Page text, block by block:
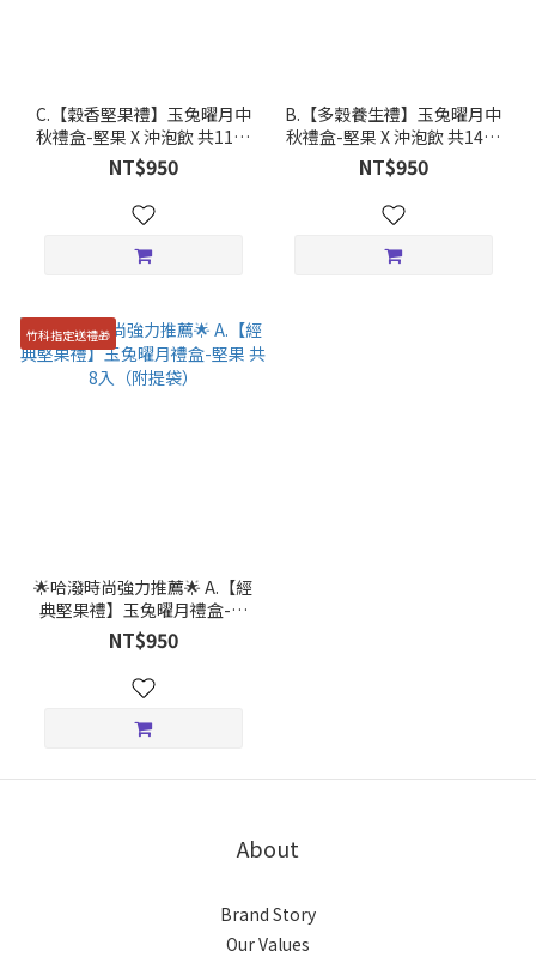
C.【穀香堅果禮】玉兔曜月中
秋禮盒-堅果 X 沖泡飲 共11入
（附提袋）
NT$950
B.【多穀養生禮】玉兔曜月中
秋禮盒-堅果 X 沖泡飲 共14入
（附提袋)
NT$950
竹科指定送禮🎁
🌟哈潑時尚強力推薦🌟 A.【經
典堅果禮】玉兔曜月禮盒-堅
果 共8入（附提袋）
NT$950
About
Brand Story
Our Values